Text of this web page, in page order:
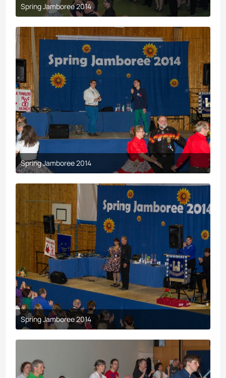
Spring Jamboree 2014
9. April 2017 um 19:43
Spring Jamboree 2014
9. April 2017 um 19:43
Spring Jamboree 2014
9. April 2017 um 19:43